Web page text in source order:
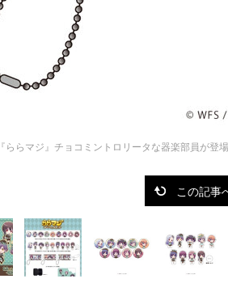
『ららマジ』チョコミントロリータな器楽部員が
この記事